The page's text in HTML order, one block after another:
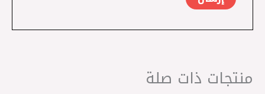
منتجات ذات صلة